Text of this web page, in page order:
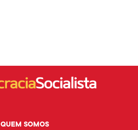
QUEM SOMOS